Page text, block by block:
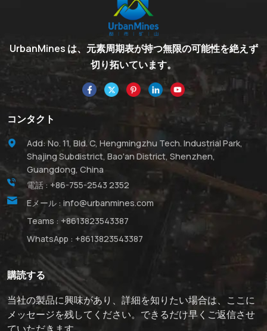
UrbanMines は、元素周期表が持つ無限の可能性を絶えず
切り拓いています。
コンタクト
Add: No. 11, Bld. C, Hengmingzhu Tech. Industrial Park,
Shajing Subdistrict, Bao'an District, Shenzhen,
Guangdong, China
電話 :+86-755-2543 2352
Eメール : info@urbanmines.com
Teams : +8613823543387
WhatsApp : +8613823543387
購読する
当社の製品に興味があり、詳細を知りたい場合は、ここに
メッセージを残してください。できるだけ早くご返信させ
ていただきます。